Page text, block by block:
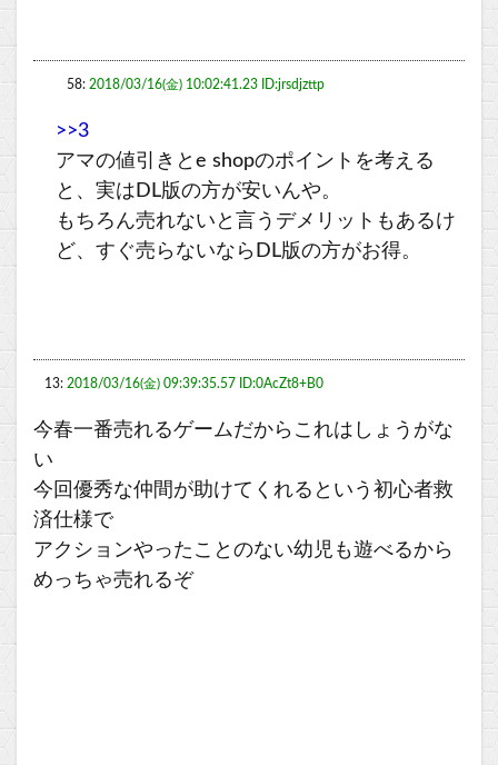
58: 2018/03/16(金) 10:02:41.23 ID:jrsdjzttp
>>3
アマの値引きとe shopのポイントを考える
と、実はDL版の方が安いんや。
もちろん売れないと言うデメリットもあるけ
ど、すぐ売らないならDL版の方がお得。
13: 2018/03/16(金) 09:39:35.57 ID:0AcZt8+B0
今春一番売れるゲームだからこれはしょうがな
い
今回優秀な仲間が助けてくれるという初心者救
済仕様で
アクションやったことのない幼児も遊べるから
めっちゃ売れるぞ